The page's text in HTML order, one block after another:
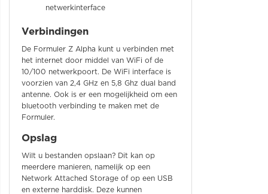
netwerkinterface
Verbindingen
De Formuler Z Alpha kunt u verbinden met
het internet door middel van WiFi of de
10/100 netwerkpoort. De WiFi interface is
voorzien van 2,4 GHz en 5,8 Ghz dual band
antenne. Ook is er een mogelijkheid om een
bluetooth verbinding te maken met de
Formuler.
Opslag
Wilt u bestanden opslaan? Dit kan op
meerdere manieren, namelijk op een
Network Attached Storage of op een USB
en externe harddisk. Deze kunnen